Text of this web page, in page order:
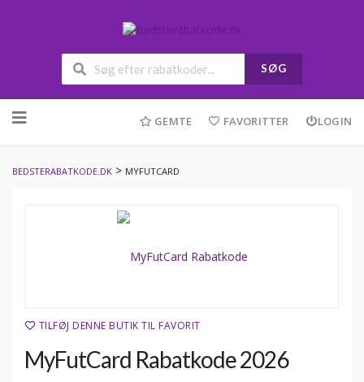
SØG
to
GEMTE FAVORITTER LOGIN
BEDSTERABATKODE.DK > MYFUTCARD
TILFØJ DENNE BUTIK TIL FAVORIT
MyFutCard Rabatkode 2026